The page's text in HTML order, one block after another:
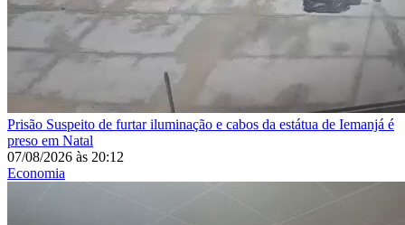
Prisão Suspeito de furtar iluminação e cabos da estátua de Iemanjá é
preso em Natal
07/08/2026 às 20:12
Economia